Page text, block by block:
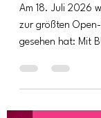
sein
Festival!
Am 18. Juli 2026
zur größten